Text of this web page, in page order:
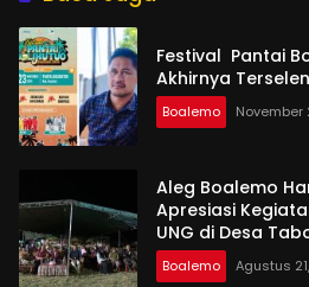
Festival Pantai
Akhirnya
Boalemo November
Aleg Boalemo
Apresiasi
UNG di Desa
Boalemo Agustus